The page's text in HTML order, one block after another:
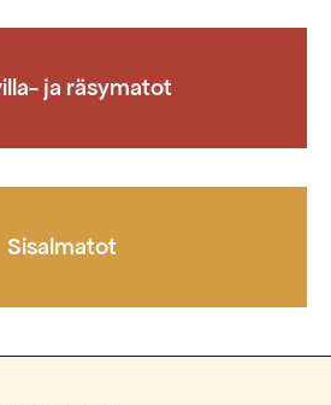
ja räsymatot
Sisalmatot